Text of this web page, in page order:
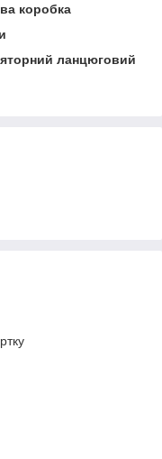
коробка
ланцюговий